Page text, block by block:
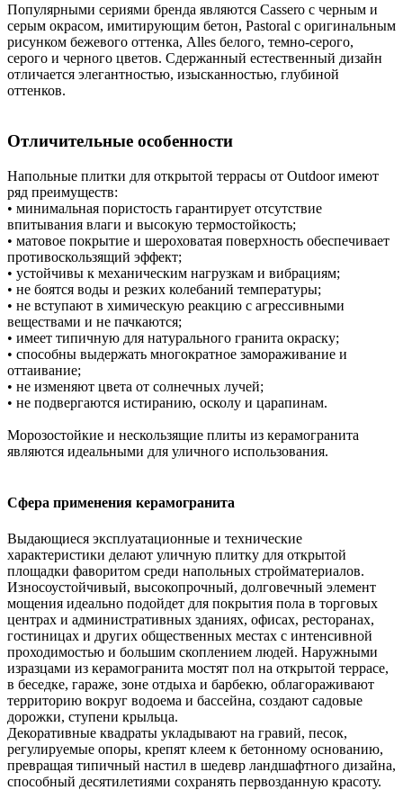
Популярными сериями бренда являются Cassero c черным и
серым окрасом, имитирующим бетон, Pastoral с оригинальным
рисунком бежевого оттенка, Alles белого, темно-серого,
серого и черного цветов. Сдержанный естественный дизайн
отличается элегантностью, изысканностью, глубиной
оттенков.
Отличительные особенности
Напольные плитки для открытой террасы от Outdoor имеют
ряд преимуществ:
• минимальная пористость гарантирует отсутствие
впитывания влаги и высокую термостойкость;
• матовое покрытие и шероховатая поверхность обеспечивает
противоскользящий эффект;
• устойчивы к механическим нагрузкам и вибрациям;
• не боятся воды и резких колебаний температуры;
• не вступают в химическую реакцию с агрессивными
веществами и не пачкаются;
• имеет типичную для натурального гранита окраску;
• способны выдержать многократное замораживание и
оттаивание;
• не изменяют цвета от солнечных лучей;
• не подвергаются истиранию, осколу и царапинам.
Морозостойкие и нескользящие плиты из керамогранита
являются идеальными для уличного использования.
Сфера применения керамогранита
Выдающиеся эксплуатационные и технические
характеристики делают уличную плитку для открытой
площадки фаворитом среди напольных стройматериалов.
Износоустойчивый, высокопрочный, долговечный элемент
мощения идеально подойдет для покрытия пола в торговых
центрах и административных зданиях, офисах, ресторанах,
гостиницах и других общественных местах с интенсивной
проходимостью и большим скоплением людей. Наружными
изразцами из керамогранита мостят пол на открытой террасе,
в беседке, гараже, зоне отдыха и барбекю, облагораживают
территорию вокруг водоема и бассейна, создают садовые
дорожки, ступени крыльца.
Декоративные квадраты укладывают на гравий, песок,
регулируемые опоры, крепят клеем к бетонному основанию,
превращая типичный настил в шедевр ландшафтного дизайна,
способный десятилетиями сохранять первозданную красоту.